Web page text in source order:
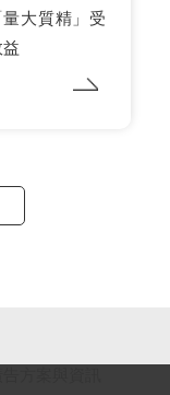
大質精」受